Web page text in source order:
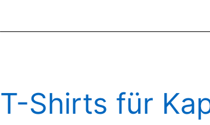
T-Shirts für